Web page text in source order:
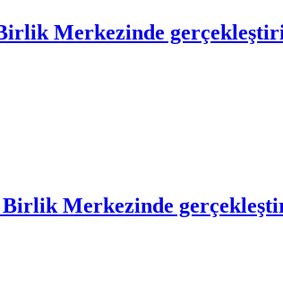
Merkezinde
Birlik Merkezinde